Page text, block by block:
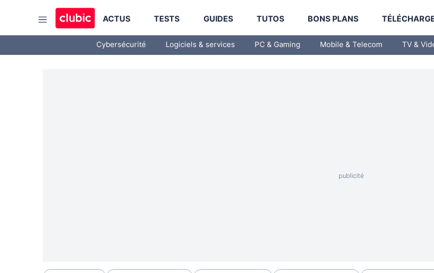
ACTUS TESTS GUIDES TUTOS BONS PLANS
Cybersécurité Logiciels & services PC & Gaming Mobile & Telecom TV &